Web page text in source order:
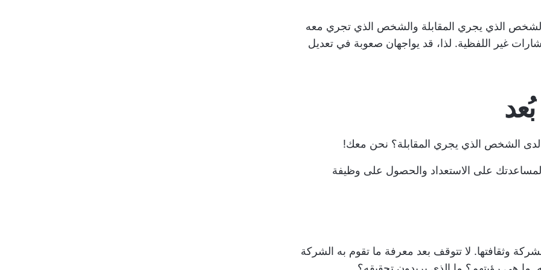
الذي يجري المقابلة والشخص الذي تجري معه
غير اللفظية. لذا، قد يواجهان صعوبة في تعديل
لدى الشخص الذي يجري المقابلة؟ نحن معك!
لمساعدتك على الاستعداد والحصول على وظيفة
وثقافتها. لا تتوقف بعد معرفة ما تقوم به الشركة